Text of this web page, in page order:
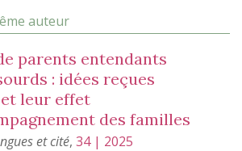
auteur
parents entendants
: idées reçues
leur effet
des familles
et cité, 34 | 2025